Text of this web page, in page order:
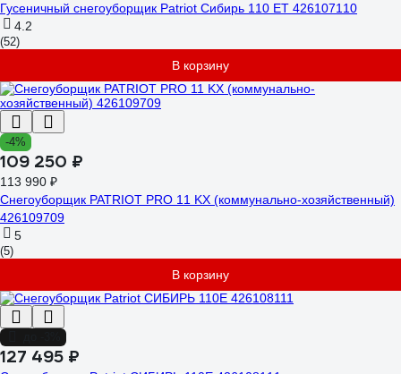
Гусеничный снегоуборщик Patriot Сибирь 110 ЕT 426107110
4.2
(52)
В корзину
-4%
109 250 ₽
113 990 ₽
Снегоуборщик PATRIOT PRO 11 KX (коммунально-хозяйственный)
426109709
5
(5)
В корзину
127 495 ₽